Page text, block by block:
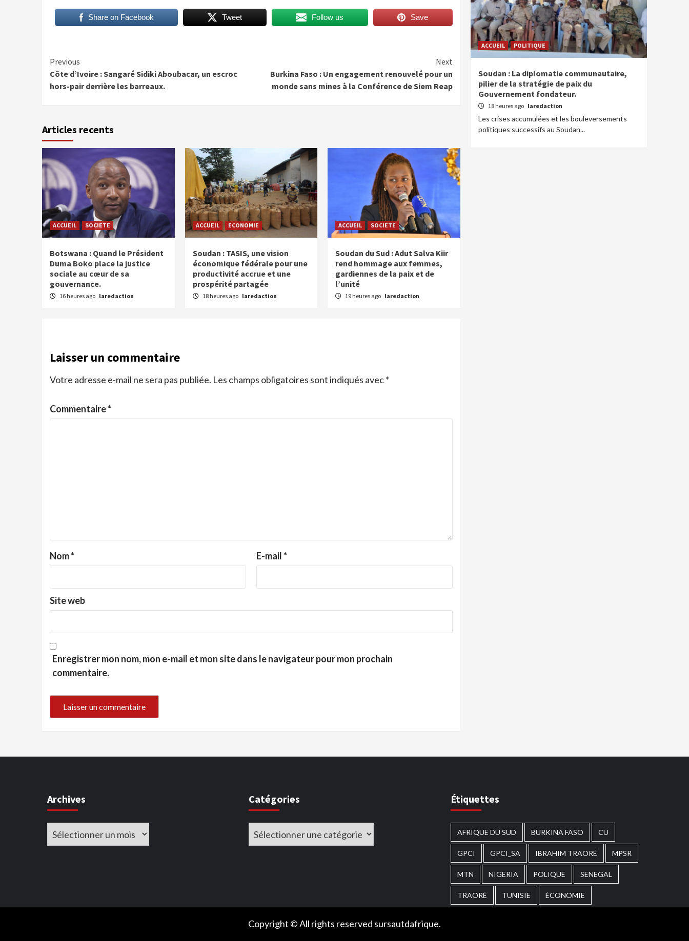
Share on Facebook Tweet Follow us Save
Continue
Reading
Previous
Côte d’Ivoire : Sangaré Sidiki Aboubacar, un escroc
hors-pair derrière les barreaux.
Next
Burkina Faso : Un engagement renouvelé pour un
monde sans mines à la Conférence de Siem Reap
Articles recents
ACCUEIL SOCIETE
Botswana : Quand le Président
Duma Boko place la justice
sociale au cœur de sa
gouvernance.
16 heures ago laredaction
ACCUEIL ECONOMIE
Soudan : TASIS, une vision
économique fédérale pour une
productivité accrue et une
prospérité partagée
18 heures ago laredaction
ACCUEIL SOCIETE
Soudan du Sud : Adut Salva Kiir
rend hommage aux femmes,
gardiennes de la paix et de
l’unité
19 heures ago laredaction
Laisser un commentaire
Votre adresse e-mail ne sera pas publiée. Les champs obligatoires sont indiqués avec*
Commentaire*
Nom* E-mail*
Site web
Enregistrer mon nom, mon e-mail et mon site dans le navigateur pour mon prochain
commentaire.
ACCUEIL POLITIQUE
Soudan : La diplomatie communautaire,
pilier de la stratégie de paix du
Gouvernement fondateur.
18 heures ago laredaction
Les crises accumulées et les bouleversements
politiques successifs au Soudan...
Archives
Archives
Catégories
Catégories
Étiquettes
AFRIQUE DU SUD BURKINA FASO CU
GPCI GPCI_SA IBRAHIM TRAORÉ MPSR
MTN NIGERIA POLIQUE SENEGAL
TRAORÉ TUNISIE ÉCONOMIE
Copyright © All rights reserved sursautdafrique.